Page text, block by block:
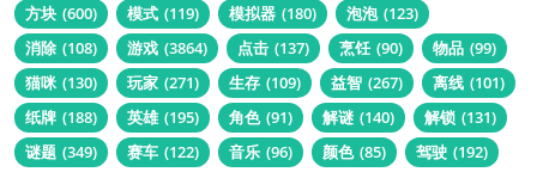
方块 (600) 模式 (119) 模拟器 (180) 泡泡 (123)
消除 (108) 游戏 (3864) 点击 (137) 烹饪 (90) 物品 (99)
猫咪 (130) 玩家 (271) 生存 (109) 益智 (267) 离线 (101)
纸牌 (188) 英雄 (195) 角色 (91) 解谜 (140) 解锁 (131)
谜题 (349) 赛车 (122) 音乐 (96) 颜色 (85) 驾驶 (192)